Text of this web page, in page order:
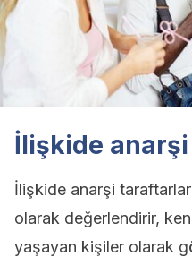
İlişkide
İlişkide anarşi
olarak değerlendirir,
yaşayan kişiler olarak